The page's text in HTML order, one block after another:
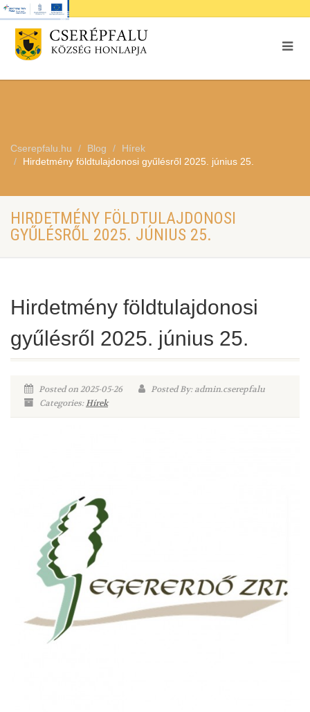
Cserepfalu.hu Blog
Hírek
Hirdetmény földtulajdonosi gyűlésről 2025. június 25.
HIRDETMÉNY FÖLDTULAJDONOSI
GYŰLÉSRŐL 2025. JÚNIUS 25.
Hirdetmény földtulajdonosi
gyűlésről 2025. június 25.
Posted on 2025-05-26
Posted By: admin.cserepfalu
Categories:Hírek